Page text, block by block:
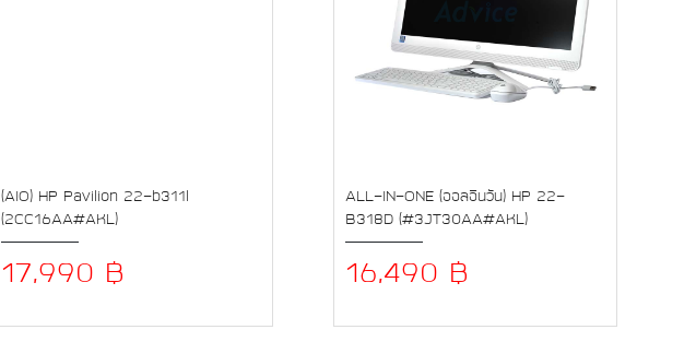
(AIO) HP Pavilion 22-b311l
(2CC16AA#AKL)
17,990 ฿
ALL-IN-ONE (ออลอินวัน) HP 22-
B318D (#3JT30AA#AKL)
16,490 ฿